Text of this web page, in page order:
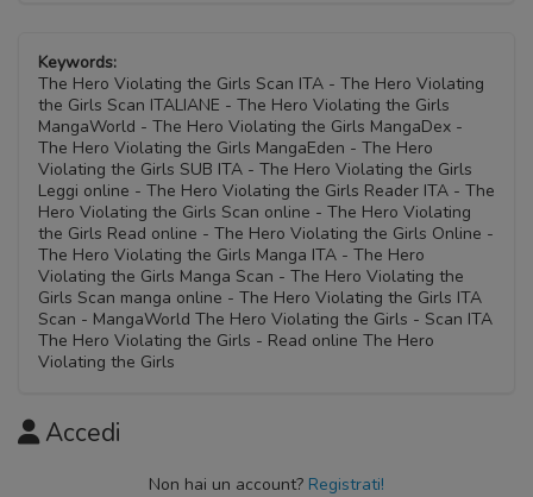
Keywords:
The Hero Violating the Girls Scan ITA - The Hero Violating
the Girls Scan ITALIANE - The Hero Violating the Girls
MangaWorld - The Hero Violating the Girls MangaDex -
The Hero Violating the Girls MangaEden - The Hero
Violating the Girls SUB ITA - The Hero Violating the Girls
Leggi online - The Hero Violating the Girls Reader ITA - The
Hero Violating the Girls Scan online - The Hero Violating
the Girls Read online - The Hero Violating the Girls Online -
The Hero Violating the Girls Manga ITA - The Hero
Violating the Girls Manga Scan - The Hero Violating the
Girls Scan manga online - The Hero Violating the Girls ITA
Scan - MangaWorld The Hero Violating the Girls - Scan ITA
The Hero Violating the Girls - Read online The Hero
Violating the Girls
Accedi
Non hai un account? Registrati!